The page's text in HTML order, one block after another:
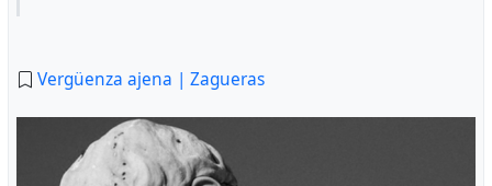
Vergüenza ajena | Zagueras